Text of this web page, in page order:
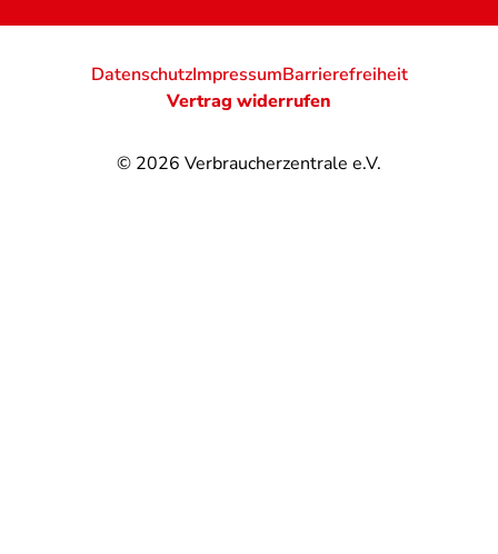
© 2026 Verbraucherzentrale e.V.
DatenschutzImpressumBarrierefreiheit
Vertrag widerrufen